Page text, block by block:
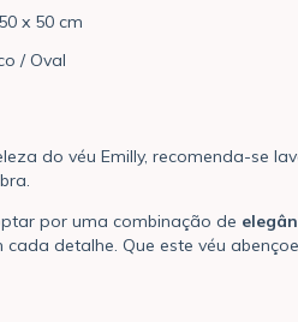
x 50 cm
/ Oval
do véu Emilly, recomenda-se
por uma combinação de
detalhe. Que este véu